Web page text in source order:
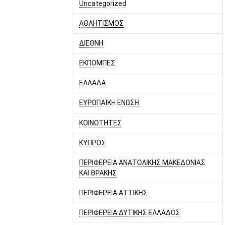
Uncategorized
ΑΘΛΗΤΙΣΜΟΣ
ΔΙΕΘΝΗ
ΕΚΠΟΜΠΕΣ
ΕΛΛΑΔΑ
ΕΥΡΩΠΑΪΚΗ ΕΝΩΣΗ
ΚΟΙΝΟΤΗΤΕΣ
ΚΥΠΡΟΣ
ΠΕΡΙΦΕΡΕΙΑ ΑΝΑΤΟΛΙΚΗΣ ΜΑΚΕΔΟΝΙΑΣ
ΚΑΙ ΘΡΑΚΗΣ
ΠΕΡΙΦΕΡΕΙΑ ΑΤΤΙΚΗΣ
ΠΕΡΙΦΕΡΕΙΑ ΔΥΤΙΚΗΣ ΕΛΛΑΔΟΣ